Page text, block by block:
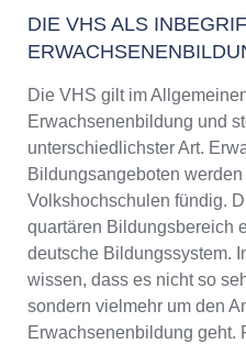
DIE VHS ALS
Die VHS gilt im
Erwachsenenbildung und
unterschiedlichster Art.
Bildungsangeboten
Volkshochschulen fündig.
quartären Bildungsbereich
deutsche Bildungssystem.
wissen, dass es nicht so
sondern vielmehr um den
Erwachsenenbildung geht.